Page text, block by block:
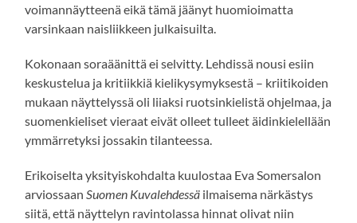
voimannäytteenä eikä tämä jäänyt huomioimatta
varsinkaan naisliikkeen julkaisuilta.
Kokonaan soraäänittä ei selvitty. Lehdissä nousi esiin
keskustelua ja kritiikkiä kielikysymyksestä – kriitikoiden
mukaan näyttelyssä oli liiaksi ruotsinkielistä ohjelmaa, ja
suomenkieliset vieraat eivät olleet tulleet äidinkielellään
ymmärretyksi jossakin tilanteessa.
Erikoiselta yksityiskohdalta kuulostaa Eva Somersalon
arviossaan Suomen Kuvalehdessä ilmaisema närkästys
siitä, että näyttelyn ravintolassa hinnat olivat niin